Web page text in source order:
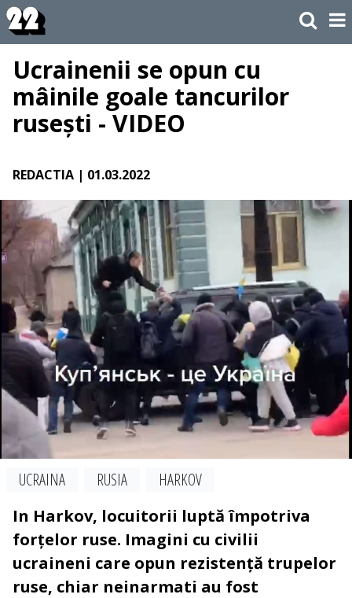
Ucrainenii se opun cu
mâinile goale tancurilor
rusești - VIDEO
REDACTIA | 01.03.2022
UCRAINA RUSIA
HARKOV
In Harkov, locuitorii luptă împotriva
forțelor ruse. Imagini cu civilii
ucraineni care opun rezistență trupelor
ruse, chiar neinarmati au fost